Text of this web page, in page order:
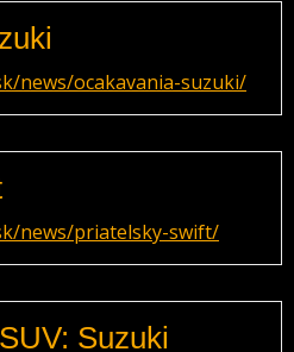
news/ocakavania-suzuki/
news/priatelsky-swift/
Suzuki